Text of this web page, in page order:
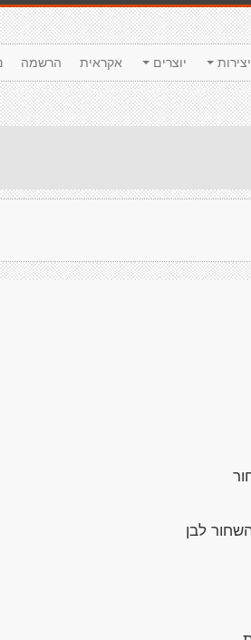
הרשמה אקראית יוצרים יצירות